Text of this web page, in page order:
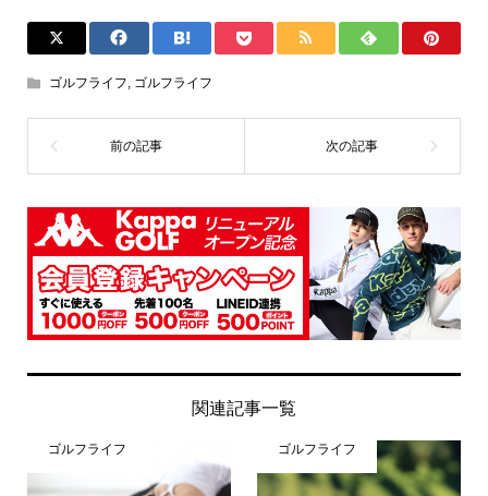
ゴルフライフ, ゴルフライフ
関連記事一覧
ゴルフライフ ゴルフライフ